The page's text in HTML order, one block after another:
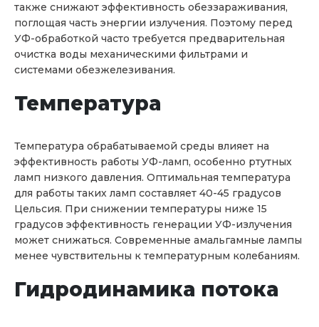
также снижают эффективность обеззараживания,
поглощая часть энергии излучения. Поэтому перед
УФ-обработкой часто требуется предварительная
очистка воды механическими фильтрами и
системами обезжелезивания.
Температура
Температура обрабатываемой среды влияет на
эффективность работы УФ-ламп, особенно ртутных
ламп низкого давления. Оптимальная температура
для работы таких ламп составляет 40-45 градусов
Цельсия. При снижении температуры ниже 15
градусов эффективность генерации УФ-излучения
может снижаться. Современные амальгамные лампы
менее чувствительны к температурным колебаниям.
Гидродинамика потока